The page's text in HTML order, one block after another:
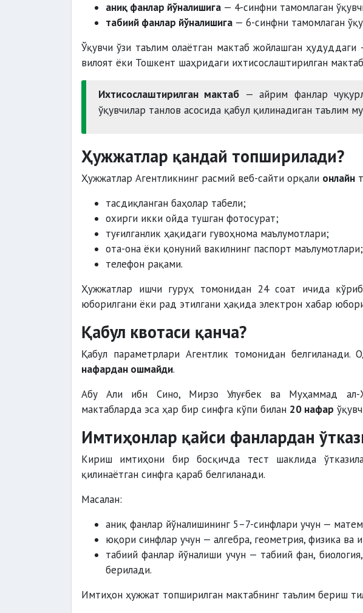
аниқ фанлар йўналишига — 4-синфни тамомлаган
табиий фанлар йўналишига — 6-синфни тамомлаган
Ўқувчи ўзи таълим олаётган мактаб жойлашган ҳудуддаги
вилоят ёки Тошкент шаҳридаги ихтисослаштирилган
Ихтисослаштирилган мактаб — айрим фанлар
ўқувчилар танлов асосида қабул қилинадиган таълим
Ҳужжатлар қандай топширилади?
Ҳужжатлар Агентликнинг расмий веб-сайти орқали онлайн
тасдиқланган баҳолар табели;
охирги икки ойда тушган фотосурат;
туғилганлик ҳақидаги гувоҳнома маълумотлари;
ота-она ёки қонуний вакилнинг паспорт маълумотлари;
телефон рақами.
Ҳужжатлар ишчи гуруҳ томонидан 24 соат ичида кўриб
юборилгани ёки рад этилгани ҳақида электрон хабар
Қабул квотаси қанча?
Қабул параметрлари Агентлик томонидан белгиланади.
нафардан ошмайди.
Абу Али ибн Сино, Мирзо Улуғбек ва Муҳаммад ал-
мактабларда эса ҳар бир синфга кўпи билан 20 нафар
Имтиҳонлар қайси фанлардан
Кириш имтиҳони бир босқичда тест шаклида
қилинаётган синфга қараб белгиланади.
Масалан:
аниқ фанлар йўналишининг 5–7-синфлари учун —
юқори синфлар учун — алгебра, геометрия, физика ва
табиий фанлар йўналиши учун — табиий фан,
берилади.
Имтиҳон ҳужжат топширилган мактабнинг таълим бериш